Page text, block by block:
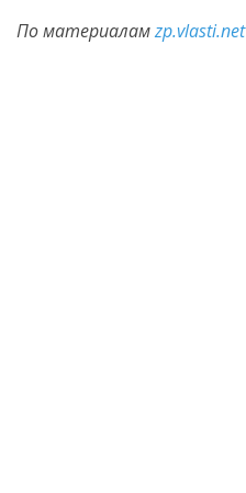
По материаламzp.vlasti.net